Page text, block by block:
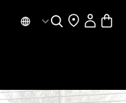
SucheHändlersuche
Mein